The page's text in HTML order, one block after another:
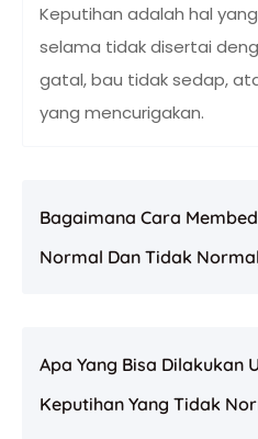
Keputihan adalah hal
selama tidak disertai
gatal, bau tidak sedap,
yang mencurigakan.
Bagaimana Cara
Normal Dan Tidak
Apa Yang Bisa Dilakukan
Keputihan Yang Tidak